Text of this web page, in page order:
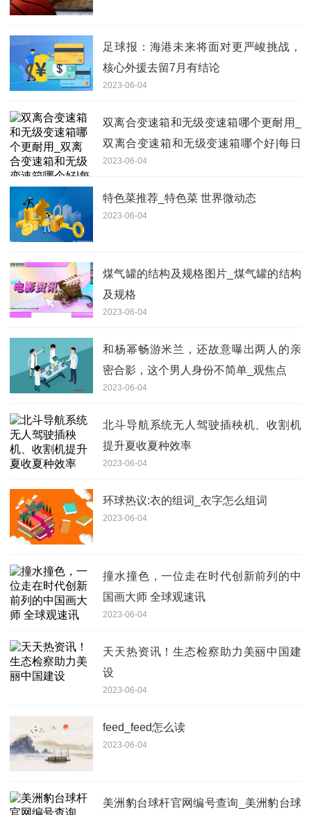
足球报：海港未来将面对更严峻挑战，
核心外援去留7月有结论
2023-06-04
双离合变速箱和无级变速箱哪个更耐用_
双离合变速箱和无级变速箱哪个好|每日
看点
2023-06-04
特色菜推荐_特色菜 世界微动态
2023-06-04
煤气罐的结构及规格图片_煤气罐的结构
及规格
2023-06-04
和杨幂畅游米兰，还故意曝出两人的亲
密合影，这个男人身份不简单_观焦点
2023-06-04
北斗导航系统无人驾驶插秧机、收割机
提升夏收夏种效率
2023-06-04
环球热议:衣的组词_衣字怎么组词
2023-06-04
撞水撞色，一位走在时代创新前列的中
国画大师 全球观速讯
2023-06-04
天天热资讯！生态检察助力美丽中国建
设
2023-06-04
feed_feed怎么读
2023-06-04
美洲豹台球杆官网编号查询_美洲豹台球